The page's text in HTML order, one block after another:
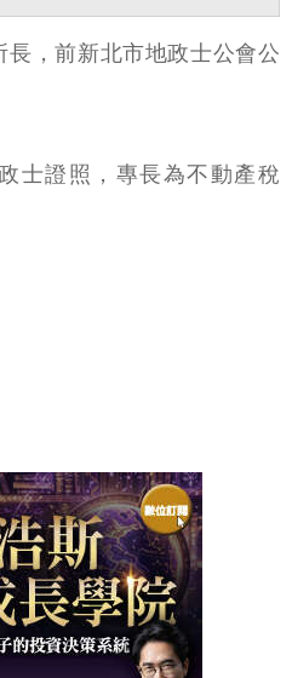
，前新北市地政士公會公
士證照，專長為不動產稅